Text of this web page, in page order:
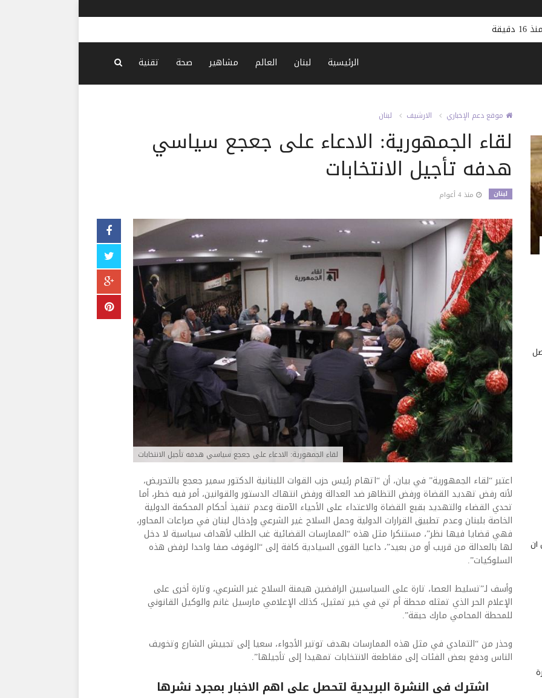
منذ 16 دقيقة
الرئيسية لبنان العالم مشاهير صحة تقنية
موقع دعم الإخباري الارشيف لبنان
لقاء الجمهورية: الادعاء على جعجع سياسي
هدفه تأجيل الانتخابات
لبنان منذ 4 أعوام
لقاء الجمهورية: الادعاء على جعجع سياسي هدفه تأجيل الانتخابات
اعتبر “لقاء الجمهورية” في بيان، أن “اتهام رئيس حزب القوات اللبنانية الدكتور سمير جعجع بالتحريض،
لأنه رفض تهديد القضاة ورفض التظاهر ضد العدالة ورفض انتهاك الدستور والقوانين، أمر فيه خطر، أما
تحدي القضاء والتهديد بقبع القضاة والاعتداء على الأحياء الآمنة وعدم تنفيذ أحكام المحكمة الدولية
الخاصة بلبنان وعدم تطبيق القرارات الدولية وحمل السلاح غير الشرعي وإدخال لبنان في صراعات المحاور،
فهي قضايا فيها نظر”، مستنكرا مثل هذه “الممارسات القضائية غب الطلب لأهداف سياسية لا دخل
لها بالعدالة من قريب أو من بعيد”، داعيا القوى السيادية كافة إلى “الوقوف صفا واحدا لرفض هذه
السلوكيات”.
وأسف لـ”تسليط العصا، تارة على السياسيين الرافضين هيمنة السلاح غير الشرعي، وتارة أخرى على
الإعلام الحر الذي تمثله محطة أم تي في خير تمثيل، كذلك الإعلامي مارسيل غانم والوكيل القانوني
للمحطة المحامي مارك حبقة”.
وحذر من “التمادي في مثل هذه الممارسات بهدف توتير الأجواء، سعيا إلى تجييش الشارع وتخويف
الناس ودفع بعض الفئات إلى مقاطعة الانتخابات تمهيدا إلى تأجيلها”.
اشترك فى النشرة البريدية لتحصل على اهم الاخبار بمجرد نشرها
أن